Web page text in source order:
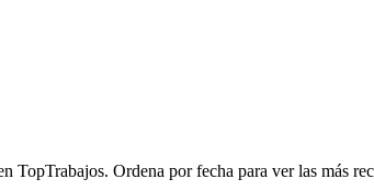
TopTrabajos. Ordena por fecha para ver las más